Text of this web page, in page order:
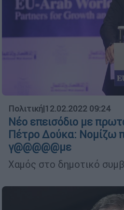
Πολιτική|12.02.2022 09:24
Νέο επεισόδιο με
Πέτρο Δούκα: Νομίζω
γ@@@@@με
Χαμός στο δημοτικό